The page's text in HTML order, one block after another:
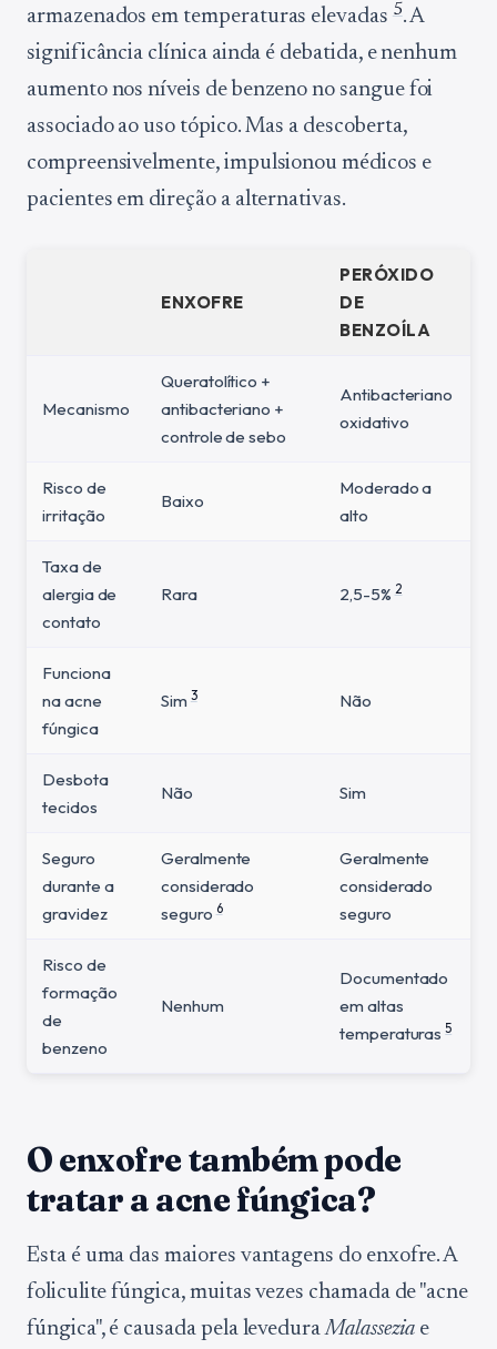
armazenados em temperaturas elevadas 5. A
significância clínica ainda é debatida, e nenhum
aumento nos níveis de benzeno no sangue foi
associado ao uso tópico. Mas a descoberta,
compreensivelmente, impulsionou médicos e
pacientes em direção a alternativas.
ENXOFRE
PERÓXIDO
DE
BENZOÍLA
Mecanismo
Queratolítico +
antibacteriano +
controle de sebo
Antibacteriano
oxidativo
Risco de
irritação
Baixo
Moderado a
alto
Taxa de
alergia de
contato
Rara 2,5-5% 2
Funciona
na acne
fúngica
Sim 3 Não
Desbota
tecidos
Não Sim
Seguro
durante a
gravidez
Geralmente
considerado
seguro 6
Geralmente
considerado
seguro
Risco de
formação
de
benzeno
Nenhum
Documentado
em altas
temperaturas5
O enxofre também pode
tratar a acne fúngica?
Esta é uma das maiores vantagens do enxofre. A
foliculite fúngica, muitas vezes chamada de "acne
fúngica", é causada pela leveduraMalassezia e